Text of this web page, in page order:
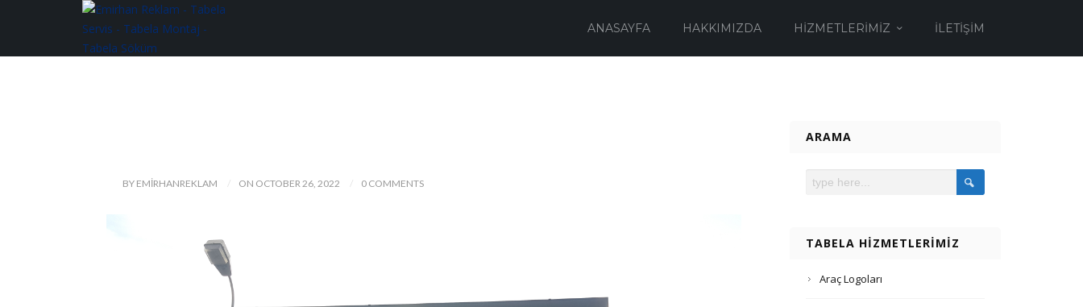
ANASAYFA HAKKIMIZDA HIZMETLERIMIZ İLETIŞIM
BY EMIRHANREKLAM ON OCTOBER 26, 2022 0 COMMENTS
ARAMA
TABELA HIZMETLERIMIZ
Araç Logoları